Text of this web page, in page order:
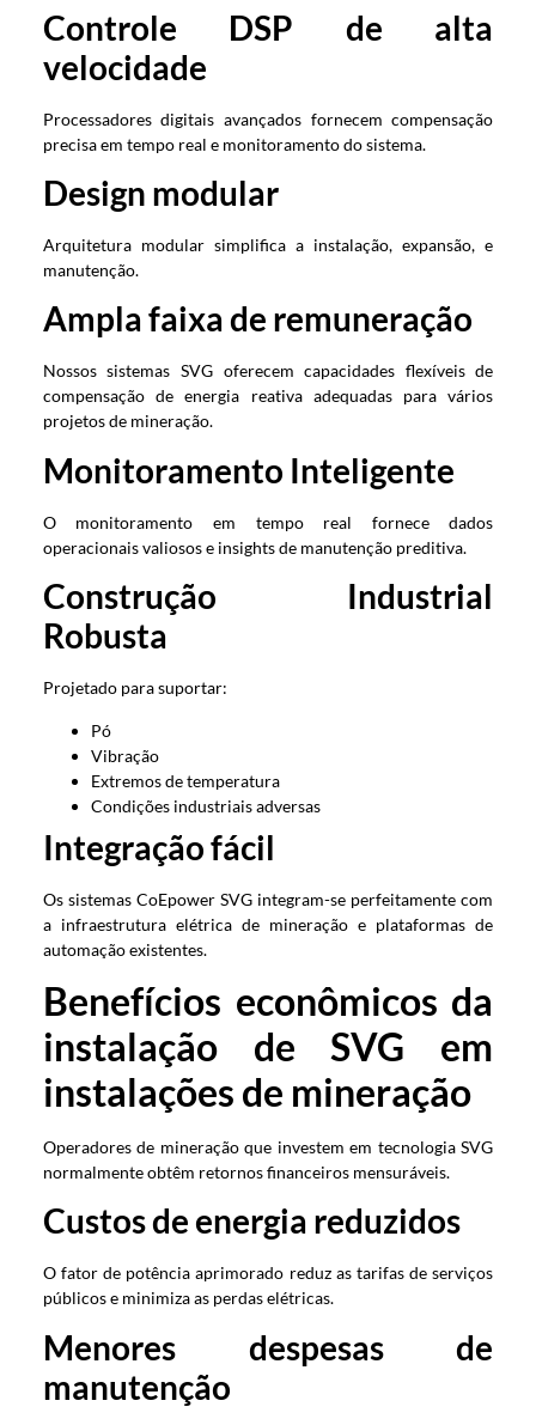
Controle DSP de alta
velocidade
Processadores digitais avançados fornecem compensação
precisa em tempo real e monitoramento do sistema.
Design modular
Arquitetura modular simplifica a instalação, expansão, e
manutenção.
Ampla faixa de remuneração
Nossos sistemas SVG oferecem capacidades flexíveis de
compensação de energia reativa adequadas para vários
projetos de mineração.
Monitoramento Inteligente
O monitoramento em tempo real fornece dados
operacionais valiosos e insights de manutenção preditiva.
Construção Industrial
Robusta
Projetado para suportar:
Pó
Vibração
Extremos de temperatura
Condições industriais adversas
Integração fácil
Os sistemas CoEpower SVG integram-se perfeitamente com
a infraestrutura elétrica de mineração e plataformas de
automação existentes.
Benefícios econômicos da
instalação de SVG em
instalações de mineração
Operadores de mineração que investem em tecnologia SVG
normalmente obtêm retornos financeiros mensuráveis.
Custos de energia reduzidos
O fator de potência aprimorado reduz as tarifas de serviços
públicos e minimiza as perdas elétricas.
Menores despesas de
manutenção